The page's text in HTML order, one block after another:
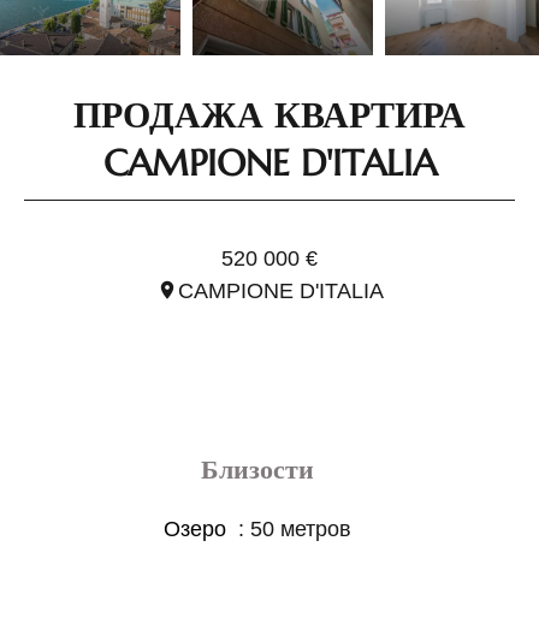
ПРОДАЖА КВАРТИРА
CAMPIONE D'ITALIA
520 000 €
CAMPIONE D'ITALIA
Близости
Озеро 50 метров